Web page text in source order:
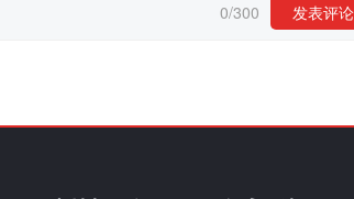
0/300 发表评论